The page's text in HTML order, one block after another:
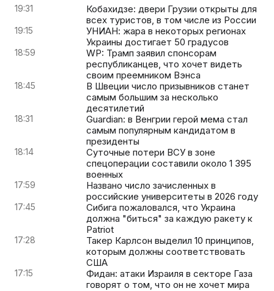
19:31
Кобахидзе: двери Грузии открыты для
всех туристов, в том числе из России
19:15
УНИАН: жара в некоторых регионах
Украины достигает 50 градусов
18:59
WP: Трамп заявил спонсорам
республиканцев, что хочет видеть
своим преемником Вэнса
18:45
В Швеции число призывников станет
самым большим за несколько
десятилетий
18:31
Guardian: в Венгрии герой мема стал
самым популярным кандидатом в
президенты
18:14
Суточные потери ВСУ в зоне
спецоперации составили около 1 395
военных
17:59
Названо число зачисленных в
российские университеты в 2026 году
17:45
Сибига пожаловался, что Украина
должна "биться" за каждую ракету к
Patriot
17:28
Такер Карлсон выделил 10 принципов,
которым должны соответствовать
США
17:15
Фидан: атаки Израиля в секторе Газа
говорят о том, что он не хочет мира